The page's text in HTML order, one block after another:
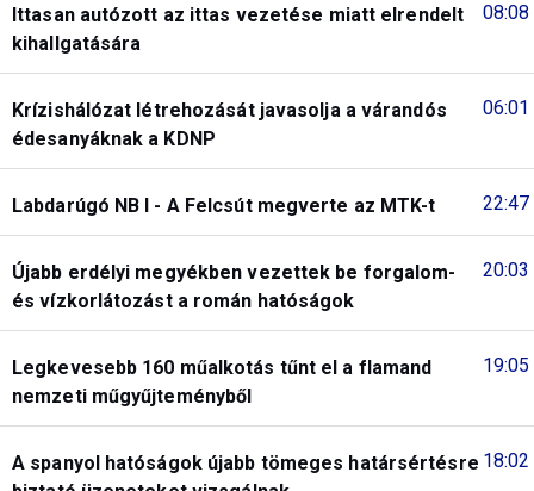
08:08
Ittasan autózott az ittas vezetése miatt elrendelt
kihallgatására
06:01
Krízishálózat létrehozását javasolja a várandós
édesanyáknak a KDNP
22:47
Labdarúgó NB I - A Felcsút megverte az MTK-t
20:03
Újabb erdélyi megyékben vezettek be forgalom-
és vízkorlátozást a román hatóságok
19:05
Legkevesebb 160 műalkotás tűnt el a flamand
nemzeti műgyűjteményből
18:02
A spanyol hatóságok újabb tömeges határsértésre